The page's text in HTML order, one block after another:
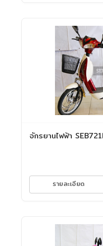
จักรยานไฟฟ้า
รายละเอียด